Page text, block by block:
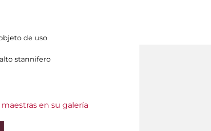
de uso
stannifero
en su galería